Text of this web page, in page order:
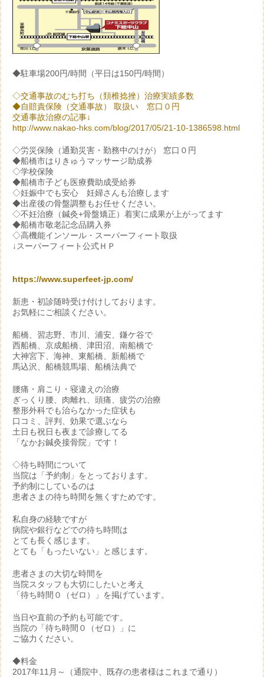
◆駐車場200円/時間（平日は150円/時間）
◇交通事故のむち打ち（頚椎捻挫）治療実績多数
◆自賠責保険（交通事故） 取扱い 窓口０円
交通事故治療の記事↓
http://www.nakao-hks.com/blog/2017/05/21-10-1386598.html
◇労災保険（通勤災害・勤務中のけが） 窓口０円
◆船橋市はりきゅうマッサージ助成券
◇学校保険
◆船橋市子ども医療費助成受給券
◇妊娠中でも安心 妊婦さんも治療します
◆出産後の骨盤調整もお任せください。
◇不妊治療（鍼灸+骨盤矯正）着実に成果が上がってます
◆船橋市敬老記念品購入券
◇高機能インソール・スーパーフィート取扱
↓スーパーフィート公式ＨＰ
https://www.superfeet-jp.com/
新患・初診随時受け付けしております。
お気軽にご相談ください。
船橋、習志野、市川、浦安、鎌ケ谷で
西船橋、京成船橋、津田沼、南船橋で
大神宮下、海神、東船橋、新船橋で
馬込沢、船橋競馬場、船橋法典で
腰痛・肩こり・寝違えの治療
ぎっくり腰、肉離れ、頭痛、疲労の治療
整形外科でも治らなかった症状も
口コミ、評判、効果で選ぶなら
土日も祝日も夜まで診療してる
「なかお鍼灸接骨院」です！
◇待ち時間について
当院は「予約制」をとっております。
予約制にしているのは
患者さまの待ち時間を無くすためです。
私自身の経験ですが
病院や銀行などでの待ち時間は
とても長く感じます。
とても「もったいない」と感じます。
患者さまの大切な時間を
当院スタッフも大切にしたいと考え
「待ち時間０（ゼロ）」を掲げています。
当日や直前の予約も可能です。
当院の「待ち時間０（ゼロ）」に
ご協力ください。
◆料金
2017年11月～（通院中、既存の患者様はこれまで通り）